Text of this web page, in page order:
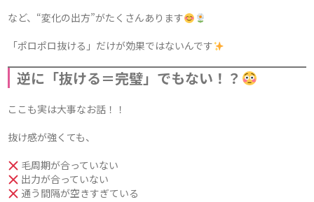
など、“変化の出方”がたくさんあります
「ポロポロ抜ける」だけが効果ではないんです
逆に「抜ける＝完璧」でもない！？
ここも実は大事なお話！！
抜け感が強くても、
毛周期が合っていない
出力が合っていない
通う間隔が空きすぎている